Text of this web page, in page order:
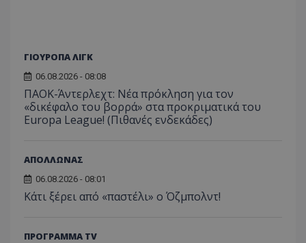
ΓΙΟΥΡΟΠΑ ΛΙΓΚ
06.08.2026 - 08:08
ΠΑΟΚ-Άντερλεχτ: Νέα πρόκληση για τον
«δικέφαλο του βορρά» στα προκριματικά του
Europa League! (Πιθανές ενδεκάδες)
ΑΠΟΛΛΩΝΑΣ
06.08.2026 - 08:01
Κάτι ξέρει από «παστέλι» ο Όζμπολντ!
ΠΡΟΓΡΑΜΜΑ TV